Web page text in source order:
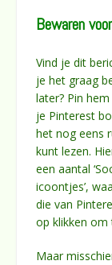
Bewaren
Vind je dit
je het graag
later? Pin
je Pinterest
het nog eens
kunt lezen.
een aantal
icoontjes’,
die van
op klikken om
Maar